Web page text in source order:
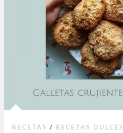
RECETAS / RECETAS DULCES